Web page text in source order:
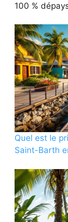
100 %
Quel est le
Saint-Barth